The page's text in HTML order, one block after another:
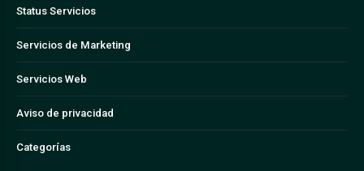
Status Servicios
Servicios de Marketing
Servicios Web
Aviso de privacidad
Categorías